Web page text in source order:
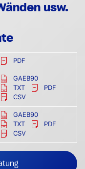
usw.
PDF
GAEB90
TXT
PDF
CSV
GAEB90
TXT
PDF
CSV